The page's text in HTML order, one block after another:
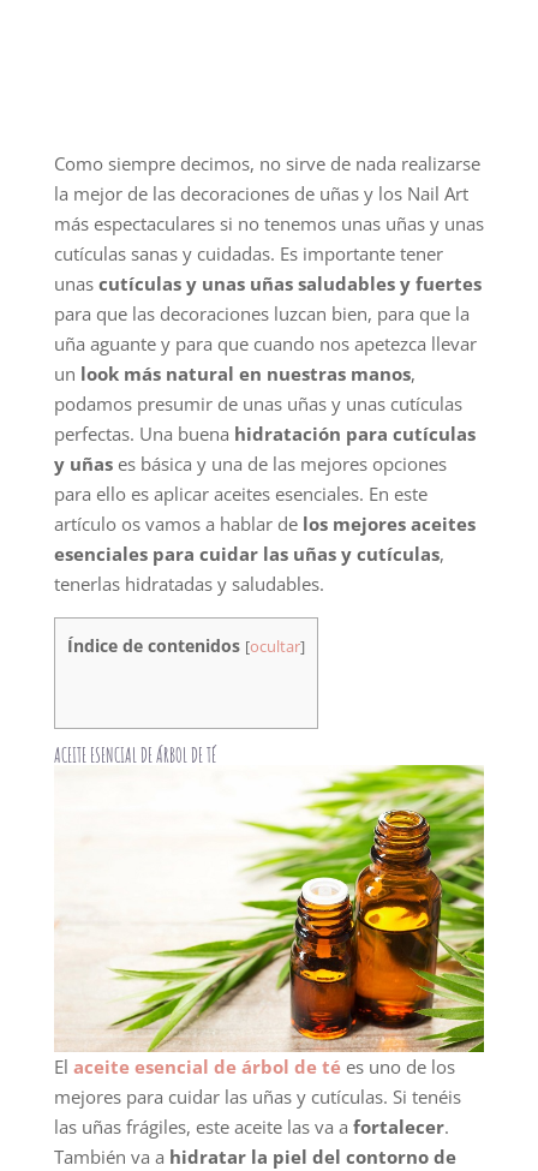
Como siempre decimos, no sirve de nada realizarse
la mejor de las decoraciones de uñas y los Nail Art
más espectaculares si no tenemos unas uñas y unas
cutículas sanas y cuidadas. Es importante tener
unas cutículas y unas uñas saludables y fuertes
para que las decoraciones luzcan bien, para que la
uña aguante y para que cuando nos apetezca llevar
un look más natural en nuestras manos,
podamos presumir de unas uñas y unas cutículas
perfectas. Una buena hidratación para cutículas
y uñases básica y una de las mejores opciones
para ello es aplicar aceites esenciales. En este
artículo os vamos a hablar de los mejores aceites
esenciales para cuidar las uñas y cutículas,
tenerlas hidratadas y saludables.
Índice de contenidos [ocultar]
ACEITE ESENCIAL DE ÁRBOL DE TÉ
El aceite esencial de árbol de tées uno de los
mejores para cuidar las uñas y cutículas. Si tenéis
las uñas frágiles, este aceite las va a fortalecer.
También va a hidratar la piel del contorno de